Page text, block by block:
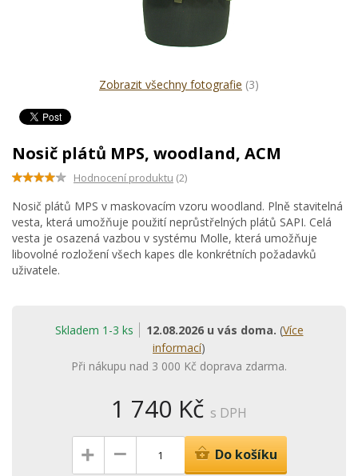
Zobrazit všechny fotografie (3)
Nosič plátů MPS, woodland, ACM
Hodnocení produktu (2)
Nosič plátů MPS v maskovacím vzoru woodland. Plně stavitelná
vesta, která umožňuje použití neprůstřelných plátů SAPI. Celá
vesta je osazená vazbou v systému Molle, která umožňuje
libovolné rozložení všech kapes dle konkrétních požadavků
uživatele.
Skladem 1-3 ks 12.08.2026 u vás doma. (Více
informací)
Při nákupu nad 3 000 Kč doprava zdarma.
1 740 Kč s DPH
+ – Do košíku